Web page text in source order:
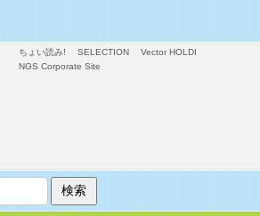
ちょい読み! SELECTION
Vector HOLDI
NGS Corporate Site